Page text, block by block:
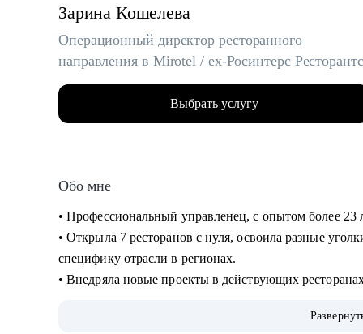
Зарина Кошелева
Операционный директор ресторанного
направления в Mirotel / ex-Росинтерс Ресторантс
Выбрать услугу
Обо мне
• Профессиональный управленец, с опытом более 23
• Открыла 7 ресторанов с нуля, освоила разные
специфику отрасли в регионах.
• Внедряла новые проекты в действующих
• Вырастила и отправила во взрослую жизнь более